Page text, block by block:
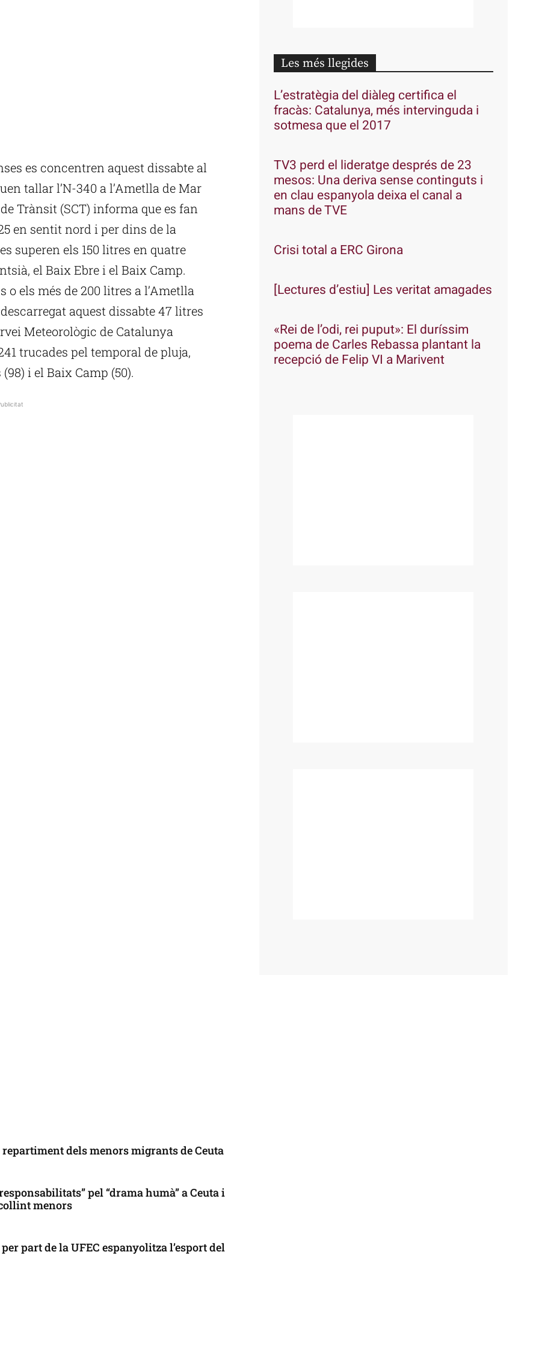
es concentren aquest dissabte al
tallar l’N-340 a l’Ametlla de Mar
Trànsit (SCT) informa que es fan
en sentit nord i per dins de la
superen els 150 litres en quatre
el Baix Ebre i el Baix Camp.
o els més de 200 litres a l’Ametlla
aquest dissabte 47 litres
Meteorològic de Catalunya
trucades pel temporal de pluja,
i el Baix Camp (50).
dels menors migrants de Ceuta
pel “drama humà” a Ceuta i
menors
part de la UFEC espanyolitza l’esport del
Les més llegides
L’estratègia del diàleg certifica el
fracàs: Catalunya, més intervinguda i
sotmesa que el 2017
TV3 perd el lideratge després de 23
mesos: Una deriva sense continguts i
en clau espanyola deixa el canal a
mans de TVE
Crisi total a ERC Girona
[Lectures d’estiu] Les veritat amagades
«Rei de l’odi, rei puput»: El duríssim
poema de Carles Rebassa plantant la
recepció de Felip VI a Marivent